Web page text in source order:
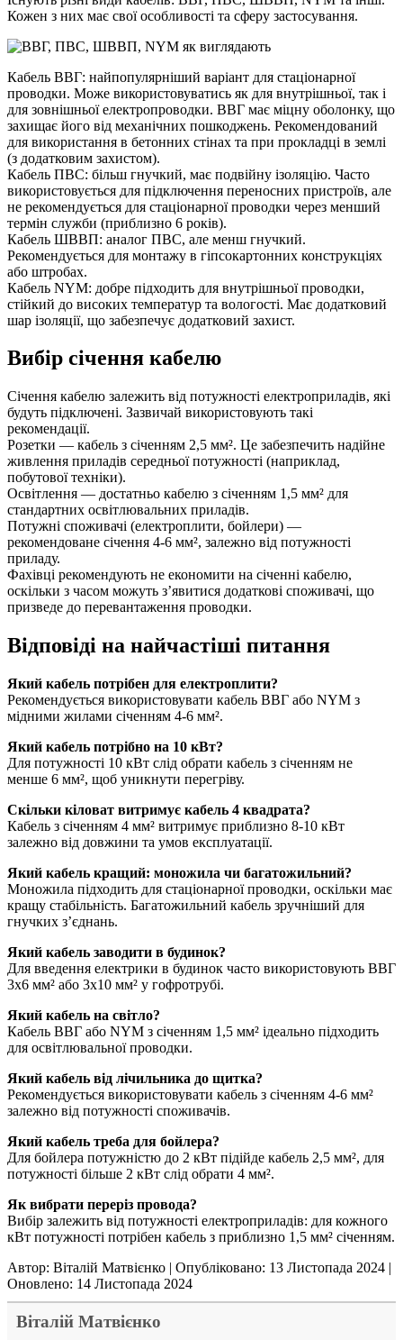
Кожен з них має свої особливості та сферу застосування.
Кабель ВВГ: найпопулярніший варіант для стаціонарної
проводки. Може використовуватись як для внутрішньої, так і
для зовнішньої електропроводки. ВВГ має міцну оболонку, що
захищає його від механічних пошкоджень. Рекомендований
для використання в бетонних стінах та при прокладці в землі
(з додатковим захистом).
Кабель ПВС: більш гнучкий, має подвійну ізоляцію. Часто
використовується для підключення переносних пристроїв, але
не рекомендується для стаціонарної проводки через менший
термін служби (приблизно 6 років).
Кабель ШВВП: аналог ПВС, але менш гнучкий.
Рекомендується для монтажу в гіпсокартонних конструкціях
або штробах.
Кабель NYM: добре підходить для внутрішньої проводки,
стійкий до високих температур та вологості. Має додатковий
шар ізоляції, що забезпечує додатковий захист.
Вибір січення кабелю
Січення кабелю залежить від потужності електроприладів, які
будуть підключені. Зазвичай використовують такі
рекомендації.
Розетки — кабель з січенням 2,5 мм². Це забезпечить надійне
живлення приладів середньої потужності (наприклад,
побутової техніки).
Освітлення — достатньо кабелю з січенням 1,5 мм² для
стандартних освітлювальних приладів.
Потужні споживачі (електроплити, бойлери) —
рекомендоване січення 4-6 мм², залежно від потужності
приладу.
Фахівці рекомендують не економити на січенні кабелю,
оскільки з часом можуть з’явитися додаткові споживачі, що
призведе до перевантаження проводки.
Відповіді на найчастіші питання
Який кабель потрібен для електроплити?
Рекомендується використовувати кабель ВВГ або NYM з
мідними жилами січенням 4-6 мм².
Який кабель потрібно на 10 кВт?
Для потужності 10 кВт слід обрати кабель з січенням не
менше 6 мм², щоб уникнути перегріву.
Скільки кіловат витримує кабель 4 квадрата?
Кабель з січенням 4 мм² витримує приблизно 8-10 кВт
залежно від довжини та умов експлуатації.
Який кабель кращий: моножила чи багатожильний?
Моножила підходить для стаціонарної проводки, оскільки має
кращу стабільність. Багатожильний кабель зручніший для
гнучких з’єднань.
Який кабель заводити в будинок?
Для введення електрики в будинок часто використовують ВВГ
3х6 мм² або 3х10 мм² у гофротрубі.
Який кабель на світло?
Кабель ВВГ або NYM з січенням 1,5 мм² ідеально підходить
для освітлювальної проводки.
Який кабель від лічильника до щитка?
Рекомендується використовувати кабель з січенням 4-6 мм²
залежно від потужності споживачів.
Який кабель треба для бойлера?
Для бойлера потужністю до 2 кВт підійде кабель 2,5 мм², для
потужності більше 2 кВт слід обрати 4 мм².
Як вибрати переріз провода?
Вибір залежить від потужності електроприладів: для кожного
кВт потужності потрібен кабель з приблизно 1,5 мм² січенням.
Автор: Віталій Матвієнко | Опубліковано: 13 Листопада 2024 |
Оновлено: 14 Листопада 2024
Віталій Матвієнко